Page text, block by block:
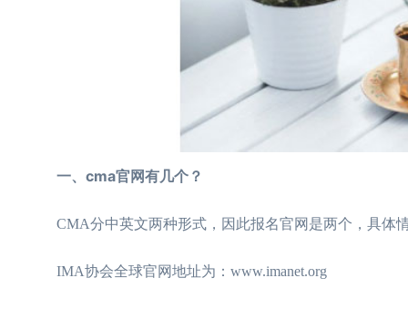
一、cma官网有几个？
CMA分中英文两种形式，因此报名官网是两个，具体
IMA协会全球官网地址为：www.imanet.org